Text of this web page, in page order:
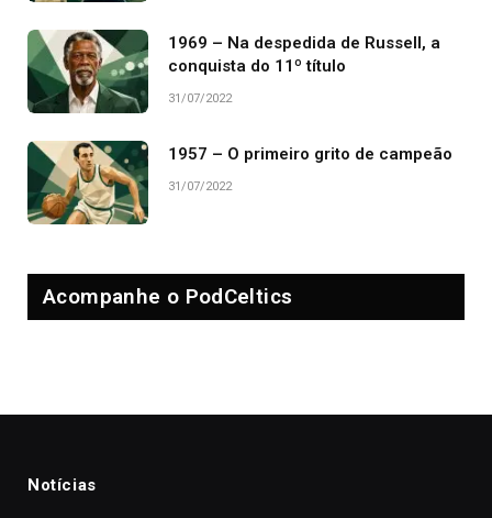
1969 – Na despedida de Russell, a
conquista do 11º título
31/07/2022
1957 – O primeiro grito de campeão
31/07/2022
Acompanhe o PodCeltics
Notícias